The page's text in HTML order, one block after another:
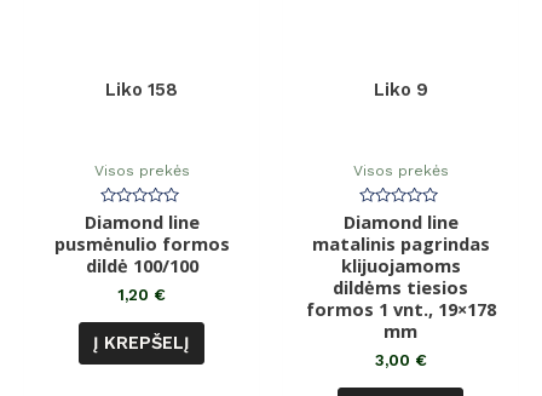
Liko 158
Visos prekės
Įvertinimas:
0
iš
5
Diamond line
pusmėnulio formos
dildė 100/100
1,20 €
Į KREPŠELĮ
Liko 9
Visos prekės
Įvertinimas:
0
iš
5
Diamond line
matalinis pagrindas
klijuojamoms
dildėms tiesios
formos 1 vnt., 19×178
mm
3,00 €